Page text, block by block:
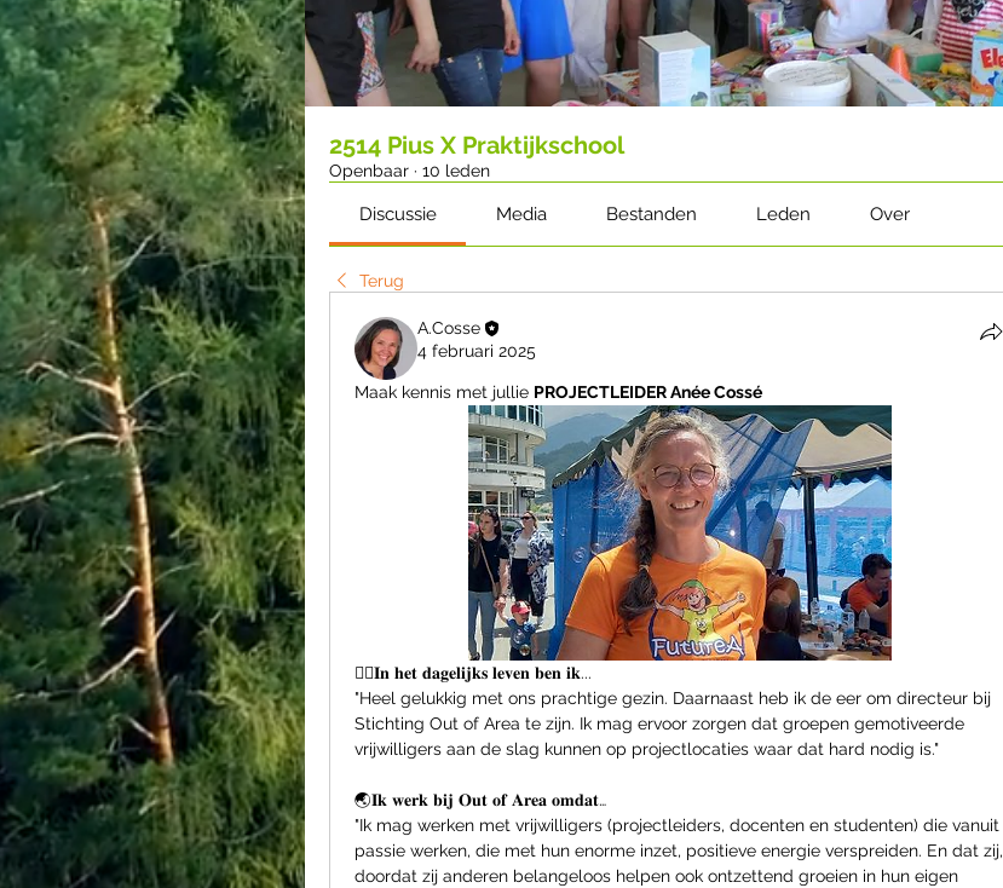
2514 Pius X Praktijkschool
Openbaar · 10 leden
Discussie Media Bestanden Leden Over
Terug
A.Cosse
4 februari 2025
Maak kennis met jullie PROJECTLEIDER Anée Cossé
🕵‍♂𝐈𝐧 𝐡𝐞𝐭 𝐝𝐚𝐠𝐞𝐥𝐢𝐣𝐤𝐬 𝐥𝐞𝐯𝐞𝐧 𝐛𝐞𝐧 𝐢𝐤...
"Heel gelukkig met ons prachtige gezin. Daarnaast heb ik de eer om directeur bij
Stichting Out of Area te zijn. Ik mag ervoor zorgen dat groepen gemotiveerde
vrijwilligers aan de slag kunnen op projectlocaties waar dat hard nodig is."
🌏𝐈𝐤 𝐰𝐞𝐫𝐤 𝐛𝐢𝐣 𝐎𝐮𝐭 𝐨𝐟 𝐀𝐫𝐞𝐚 𝐨𝐦𝐝𝐚𝐭…
"Ik mag werken met vrijwilligers (projectleiders, docenten en studenten) die vanuit
passie werken, die met hun enorme inzet, positieve energie verspreiden. En dat zij,
doordat zij anderen belangeloos helpen ook ontzettend groeien in hun eigen